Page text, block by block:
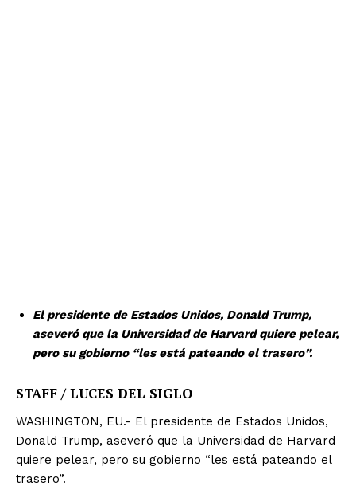
El presidente de Estados Unidos, Donald Trump,
aseveró que la Universidad de Harvard quiere pelear,
pero su gobierno “les está pateando el trasero”.
STAFF / LUCES DEL SIGLO
WASHINGTON, EU.- El presidente de Estados Unidos,
Donald Trump, aseveró que la Universidad de Harvard
quiere pelear, pero su gobierno “les está pateando el
trasero”.